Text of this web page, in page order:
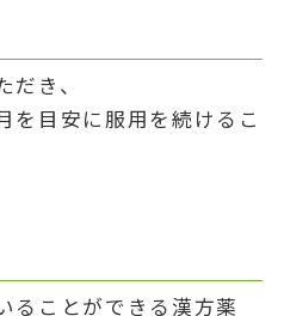
き、
を目安に服用を続けるこ
ることができる漢方薬